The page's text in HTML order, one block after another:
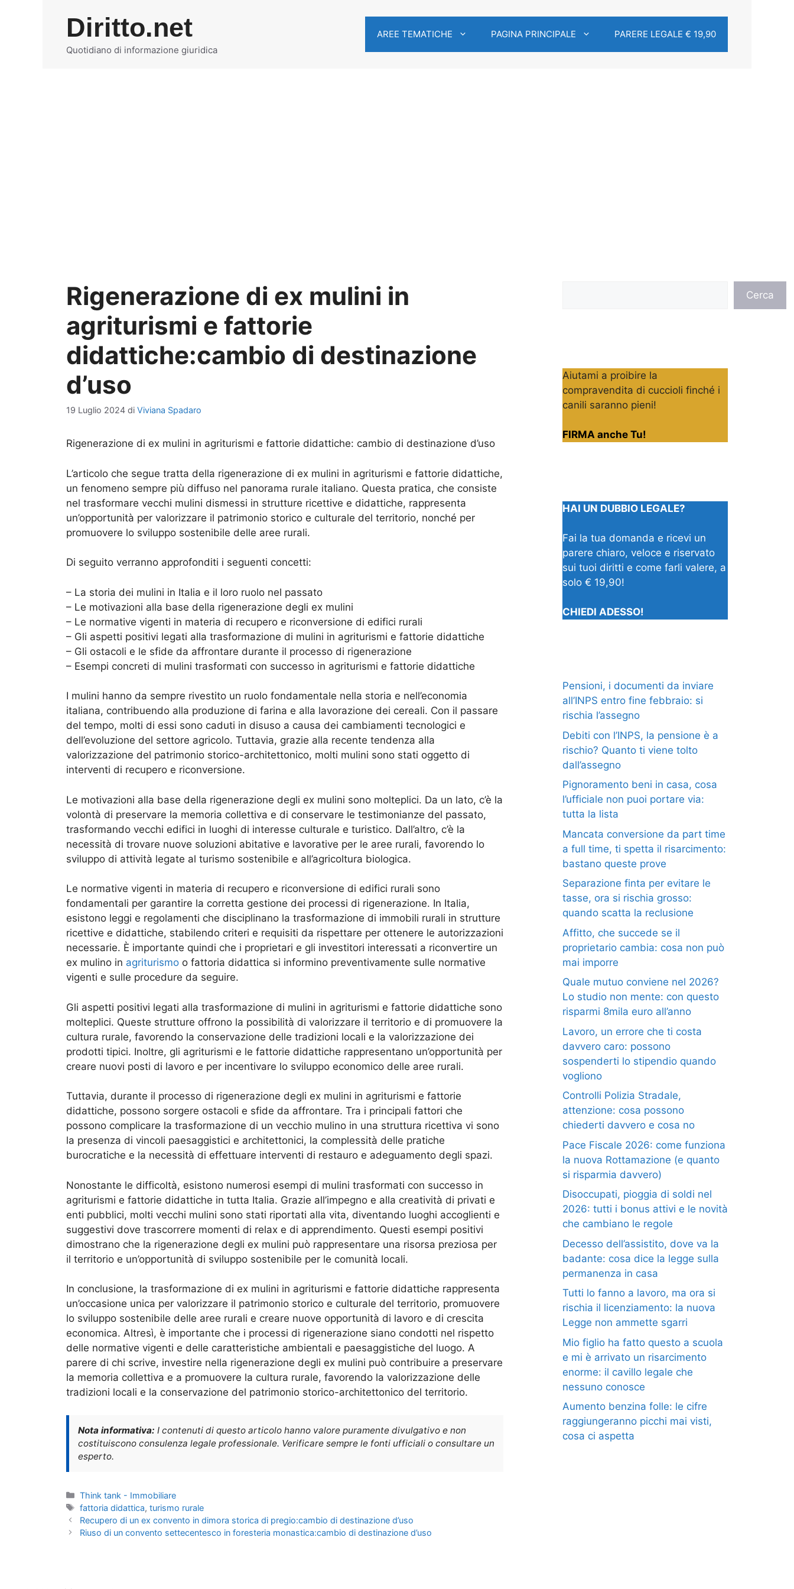
Diritto.net
Quotidiano di informazione giuridica
AREE TEMATICHE PAGINA PRINCIPALE PARERE LEGALE € 19,90
Rigenerazione di ex mulini in
agriturismi e fattorie
didattiche:cambio di destinazione
d’uso
19 Luglio 2024 di Viviana Spadaro
Rigenerazione di ex mulini in agriturismi e fattorie didattiche: cambio di destinazione d’uso
L’articolo che segue tratta della rigenerazione di ex mulini in agriturismi e fattorie didattiche,
un fenomeno sempre più diffuso nel panorama rurale italiano. Questa pratica, che consiste
nel trasformare vecchi mulini dismessi in strutture ricettive e didattiche, rappresenta
un’opportunità per valorizzare il patrimonio storico e culturale del territorio, nonché per
promuovere lo sviluppo sostenibile delle aree rurali.
Di seguito verranno approfonditi i seguenti concetti:
– La storia dei mulini in Italia e il loro ruolo nel passato
– Le motivazioni alla base della rigenerazione degli ex mulini
– Le normative vigenti in materia di recupero e riconversione di edifici rurali
– Gli aspetti positivi legati alla trasformazione di mulini in agriturismi e fattorie didattiche
– Gli ostacoli e le sfide da affrontare durante il processo di rigenerazione
– Esempi concreti di mulini trasformati con successo in agriturismi e fattorie didattiche
I mulini hanno da sempre rivestito un ruolo fondamentale nella storia e nell’economia
italiana, contribuendo alla produzione di farina e alla lavorazione dei cereali. Con il passare
del tempo, molti di essi sono caduti in disuso a causa dei cambiamenti tecnologici e
dell’evoluzione del settore agricolo. Tuttavia, grazie alla recente tendenza alla
valorizzazione del patrimonio storico-architettonico, molti mulini sono stati oggetto di
interventi di recupero e riconversione.
Le motivazioni alla base della rigenerazione degli ex mulini sono molteplici. Da un lato, c’è la
volontà di preservare la memoria collettiva e di conservare le testimonianze del passato,
trasformando vecchi edifici in luoghi di interesse culturale e turistico. Dall’altro, c’è la
necessità di trovare nuove soluzioni abitative e lavorative per le aree rurali, favorendo lo
sviluppo di attività legate al turismo sostenibile e all’agricoltura biologica.
Le normative vigenti in materia di recupero e riconversione di edifici rurali sono
fondamentali per garantire la corretta gestione dei processi di rigenerazione. In Italia,
esistono leggi e regolamenti che disciplinano la trasformazione di immobili rurali in strutture
ricettive e didattiche, stabilendo criteri e requisiti da rispettare per ottenere le autorizzazioni
necessarie. È importante quindi che i proprietari e gli investitori interessati a riconvertire un
ex mulino in agriturismo o fattoria didattica si informino preventivamente sulle normative
vigenti e sulle procedure da seguire.
Gli aspetti positivi legati alla trasformazione di mulini in agriturismi e fattorie didattiche sono
molteplici. Queste strutture offrono la possibilità di valorizzare il territorio e di promuovere la
cultura rurale, favorendo la conservazione delle tradizioni locali e la valorizzazione dei
prodotti tipici. Inoltre, gli agriturismi e le fattorie didattiche rappresentano un’opportunità per
creare nuovi posti di lavoro e per incentivare lo sviluppo economico delle aree rurali.
Tuttavia, durante il processo di rigenerazione degli ex mulini in agriturismi e fattorie
didattiche, possono sorgere ostacoli e sfide da affrontare. Tra i principali fattori che
possono complicare la trasformazione di un vecchio mulino in una struttura ricettiva vi sono
la presenza di vincoli paesaggistici e architettonici, la complessità delle pratiche
burocratiche e la necessità di effettuare interventi di restauro e adeguamento degli spazi.
Nonostante le difficoltà, esistono numerosi esempi di mulini trasformati con successo in
agriturismi e fattorie didattiche in tutta Italia. Grazie all’impegno e alla creatività di privati e
enti pubblici, molti vecchi mulini sono stati riportati alla vita, diventando luoghi accoglienti e
suggestivi dove trascorrere momenti di relax e di apprendimento. Questi esempi positivi
dimostrano che la rigenerazione degli ex mulini può rappresentare una risorsa preziosa per
il territorio e un’opportunità di sviluppo sostenibile per le comunità locali.
In conclusione, la trasformazione di ex mulini in agriturismi e fattorie didattiche rappresenta
un’occasione unica per valorizzare il patrimonio storico e culturale del territorio, promuovere
lo sviluppo sostenibile delle aree rurali e creare nuove opportunità di lavoro e di crescita
economica. Altresì, è importante che i processi di rigenerazione siano condotti nel rispetto
delle normative vigenti e delle caratteristiche ambientali e paesaggistiche del luogo. A
parere di chi scrive, investire nella rigenerazione degli ex mulini può contribuire a preservare
la memoria collettiva e a promuovere la cultura rurale, favorendo la valorizzazione delle
tradizioni locali e la conservazione del patrimonio storico-architettonico del territorio.
Nota informativa: I contenuti di questo articolo hanno valore puramente divulgativo e non
costituiscono consulenza legale professionale. Verificare sempre le fonti ufficiali o consultare un
esperto.
Categorie
Think tank - Immobiliare
Tag
fattoria didattica,turismo rurale
Recupero di un ex convento in dimora storica di pregio:cambio di destinazione d’uso
Riuso di un convento settecentesco in foresteria monastica:cambio di destinazione d’uso
Cerca
Aiutami a proibire la
compravendita di cuccioli finché i
canili saranno pieni!
FIRMA anche Tu!
HAI UN DUBBIO LEGALE?
Fai la tua domanda e ricevi un
parere chiaro, veloce e riservato
sui tuoi diritti e come farli valere, a
solo € 19,90!
CHIEDI ADESSO!
Pensioni, i documenti da inviare
all’INPS entro fine febbraio: si
rischia l’assegno
Debiti con l’INPS, la pensione è a
rischio? Quanto ti viene tolto
dall’assegno
Pignoramento beni in casa, cosa
l’ufficiale non puoi portare via:
tutta la lista
Mancata conversione da part time
a full time, ti spetta il risarcimento:
bastano queste prove
Separazione finta per evitare le
tasse, ora si rischia grosso:
quando scatta la reclusione
Affitto, che succede se il
proprietario cambia: cosa non può
mai imporre
Quale mutuo conviene nel 2026?
Lo studio non mente: con questo
risparmi 8mila euro all’anno
Lavoro, un errore che ti costa
davvero caro: possono
sospenderti lo stipendio quando
vogliono
Controlli Polizia Stradale,
attenzione: cosa possono
chiederti davvero e cosa no
Pace Fiscale 2026: come funziona
la nuova Rottamazione (e quanto
si risparmia davvero)
Disoccupati, pioggia di soldi nel
2026: tutti i bonus attivi e le novità
che cambiano le regole
Decesso dell’assistito, dove va la
badante: cosa dice la legge sulla
permanenza in casa
Tutti lo fanno a lavoro, ma ora si
rischia il licenziamento: la nuova
Legge non ammette sgarri
Mio figlio ha fatto questo a scuola
e mi è arrivato un risarcimento
enorme: il cavillo legale che
nessuno conosce
Aumento benzina folle: le cifre
raggiungeranno picchi mai visti,
cosa ci aspetta